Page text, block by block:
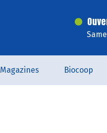
Magazines Biocoop